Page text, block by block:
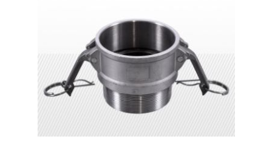
MULTIMATERIAL